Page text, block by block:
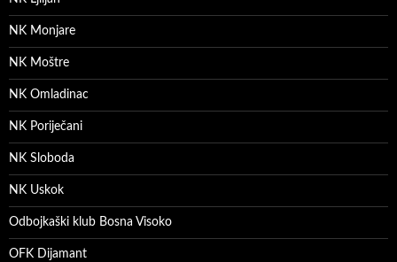
NK Monjare
NK Moštre
NK Omladinac
NK Poriječani
NK Sloboda
NK Uskok
Odbojkaški klub Bosna Visoko
OFK Dijamant